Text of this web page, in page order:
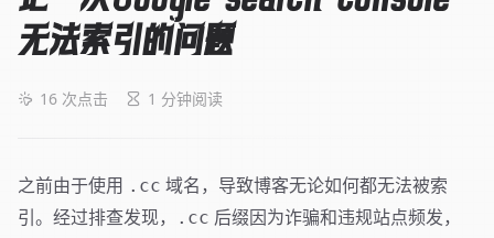
无法索引的问题
16 次点击 1 分钟阅读
之前由于使用 .cc 域名，导致博客无论如何都无法被索
引。经过排查发现，
.cc 后缀因为诈骗和违规站点频发，